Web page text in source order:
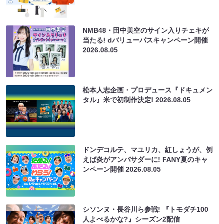
NMB48・田中美空のサイン入りチェキが
当たる! dバリューパスキャンペーン開催
2026.08.05
松本人志企画・プロデュース『ドキュメン
タル』米で初制作決定!2026.08.05
ドンデコルテ、マユリカ、紅しょうが、例
えば炎がアンバサダーに! FANY夏のキャ
ンペーン開催2026.08.05
シソンヌ・長谷川ら参戦! 『トモダチ100
人よべるかな?』シーズン2配信